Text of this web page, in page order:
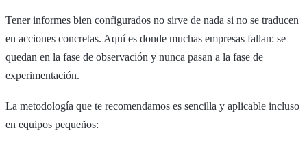
Tener informes bien configurados no sirve de nada si no se traducen
en acciones concretas. Aquí es donde muchas empresas fallan: se
quedan en la fase de observación y nunca pasan a la fase de
experimentación.
La metodología que te recomendamos es sencilla y aplicable incluso
en equipos pequeños: